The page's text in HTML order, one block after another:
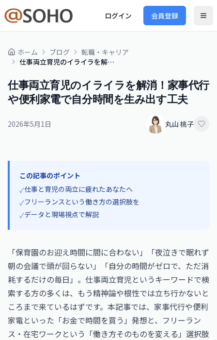
ログイン 会員登録
ホーム ブログ
転職・キャリア
仕事両立育児のイライラを解消！家事代行や便利家電で自分時間を生み出す工夫
仕事両立育児のイライラを解消！家事代行
や便利家電で自分時間を生み出す工夫
2026年5月1日 丸山 桃子
この記事のポイント
✓仕事と育児の両立に疲れたあなたへ
✓フリーランスという働き方の選択肢を
✓データと現場視点で解説
「保育園のお迎え時間に間に合わない」「夜泣きで眠れず
朝の会議で頭が回らない」「自分の時間がゼロで、ただ消
耗するだけの毎日」。仕事両立育児というキーワードで検
索する方の多くは、もう精神論や根性では立ち行かないと
ころまで来ているはずです。本記事では、家事代行や便利
家電といった「お金で時間を買う」発想と、フリーラン
ス・在宅ワークという「働き方そのものを変える」選択肢